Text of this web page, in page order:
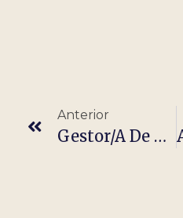
Anterior
Gestor/a De Proyectos